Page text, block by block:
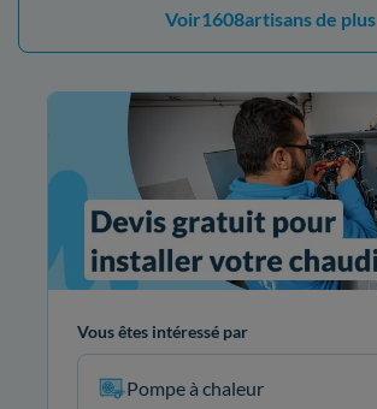
Voir1608artisans de plus
Vous êtes intéressé par
Pompe à chaleur